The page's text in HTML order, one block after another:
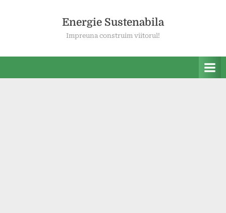
Energie Sustenabila
Impreuna construim viitorul!